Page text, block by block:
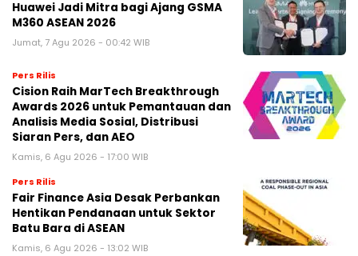
Huawei Jadi Mitra bagi Ajang GSMA
M360 ASEAN 2026
Jumat, 7 Agu 2026 - 00:42 WIB
Pers Rilis
Cision Raih MarTech Breakthrough
Awards 2026 untuk Pemantauan dan
Analisis Media Sosial, Distribusi
Siaran Pers, dan AEO
Kamis, 6 Agu 2026 - 17:00 WIB
Pers Rilis
Fair Finance Asia Desak Perbankan
Hentikan Pendanaan untuk Sektor
Batu Bara di ASEAN
Kamis, 6 Agu 2026 - 13:02 WIB